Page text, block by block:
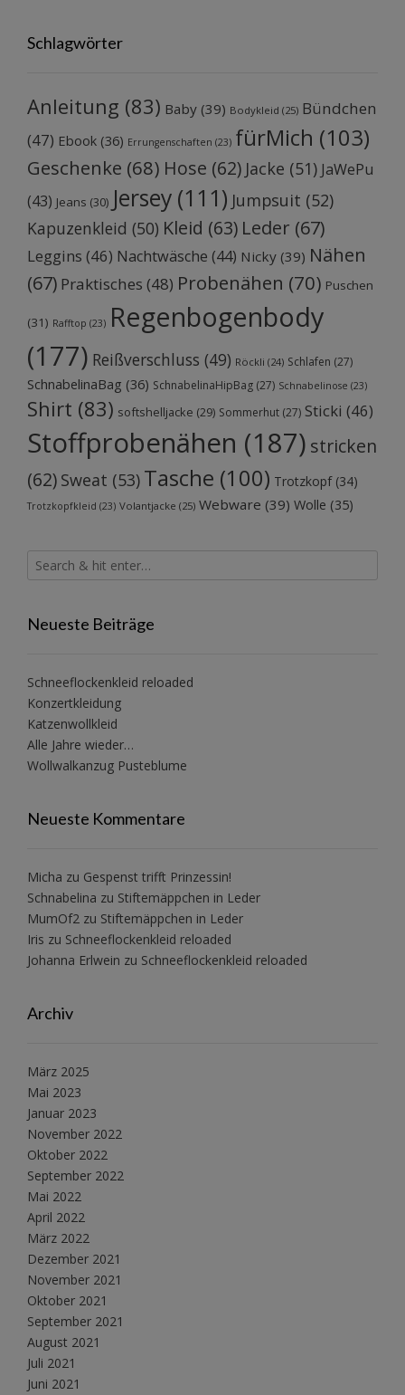
Schlagwörter
Anleitung (83) Baby (39) Bodykleid (25) Bündchen
(47) Ebook (36) Errungenschaften (23) fürMich (103)
Geschenke (68) Hose (62) Jacke (51) JaWePu
(43) Jeans (30) Jersey (111) Jumpsuit (52)
Kapuzenkleid (50) Kleid (63) Leder (67)
Leggins (46) Nachtwäsche (44) Nicky (39) Nähen
(67) Praktisches (48) Probenähen (70) Puschen
(31) Rafftop (23) Regenbogenbody
(177) Reißverschluss (49) Röckli (24) Schlafen (27)
SchnabelinaBag (36) SchnabelinaHipBag (27) Schnabelinose (23)
Shirt (83) softshelljacke (29) Sommerhut (27) Sticki (46)
Stoffprobenähen (187) stricken
(62) Sweat (53) Tasche (100) Trotzkopf(34)
Trotzkopfkleid (23) Volantjacke (25) Webware (39) Wolle (35)
Neueste Beiträge
Schneeflockenkleid reloaded
Konzertkleidung
Katzenwollkleid
Alle Jahre wieder…
Wollwalkanzug Pusteblume
Neueste Kommentare
Micha zu Gespenst trifft Prinzessin!
Schnabelina zu Stiftemäppchen in Leder
MumOf2 zu Stiftemäppchen in Leder
Iris zu Schneeflockenkleid reloaded
Johanna Erlwein zu Schneeflockenkleid reloaded
Archiv
März 2025
Mai 2023
Januar 2023
November 2022
Oktober 2022
September 2022
Mai 2022
April 2022
März 2022
Dezember 2021
November 2021
Oktober 2021
September 2021
August 2021
Juli 2021
Juni 2021